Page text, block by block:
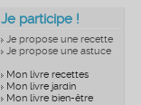
Je participe !
Je propose une recette
Je propose une astuce
Mon livre recettes
Mon livre jardin
Mon livre bien-être